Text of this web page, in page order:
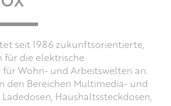
seit 1986 zukunftsorientierte,
für die elektrische
Wohn- und Arbeitswelten an.
den Bereichen Multimedia- und
Ladedosen, Haushaltssteckdosen,